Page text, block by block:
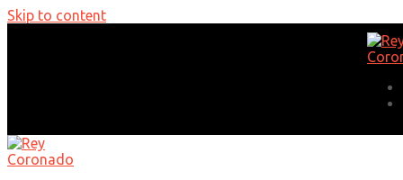
Skip to content